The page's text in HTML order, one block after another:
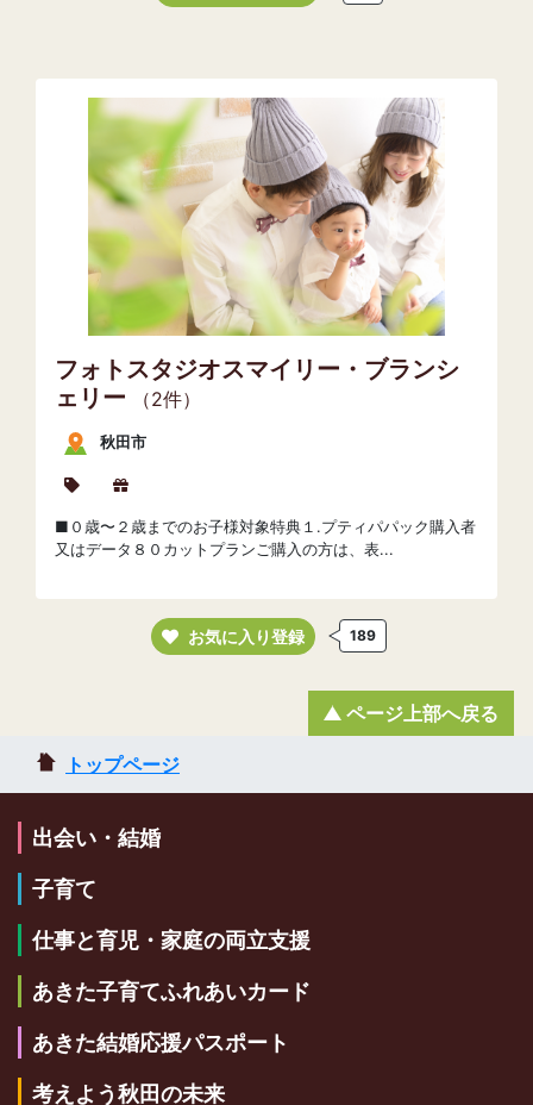
フォトスタジオスマイリー・ブランシ
ェリー
（2件）
秋田市
■０歳〜２歳までのお子様対象特典１.プティパパック購入者
又はデータ８０カットプランご購入の方は、表...
お気に入り登録 189
トップページ
ページ上部へ戻る
出会い・結婚
子育て
仕事と育児・家庭の両立支援
あきた子育てふれあいカード
あきた結婚応援パスポート
考えよう秋田の未来